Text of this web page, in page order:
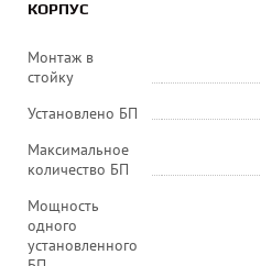
КОРПУС
Монтаж в
стойку
Установлено БП
Максимальное
количество БП
Мощность
одного
установленного